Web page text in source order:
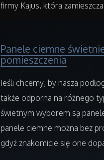
firmy Kajus, która
Panele ciemne
pomieszczenia
Jeśli chcemy, by nasza
także odporna na różnego
świetnym wyborem są
panele ciemne można bez
gdyż znakomicie się one